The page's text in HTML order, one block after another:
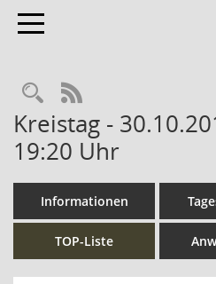
Toggle navigation
Rechercheauswahl
RSS-Feed
Kreistag -
19:20 Uhr
Informationen
TOP-Liste